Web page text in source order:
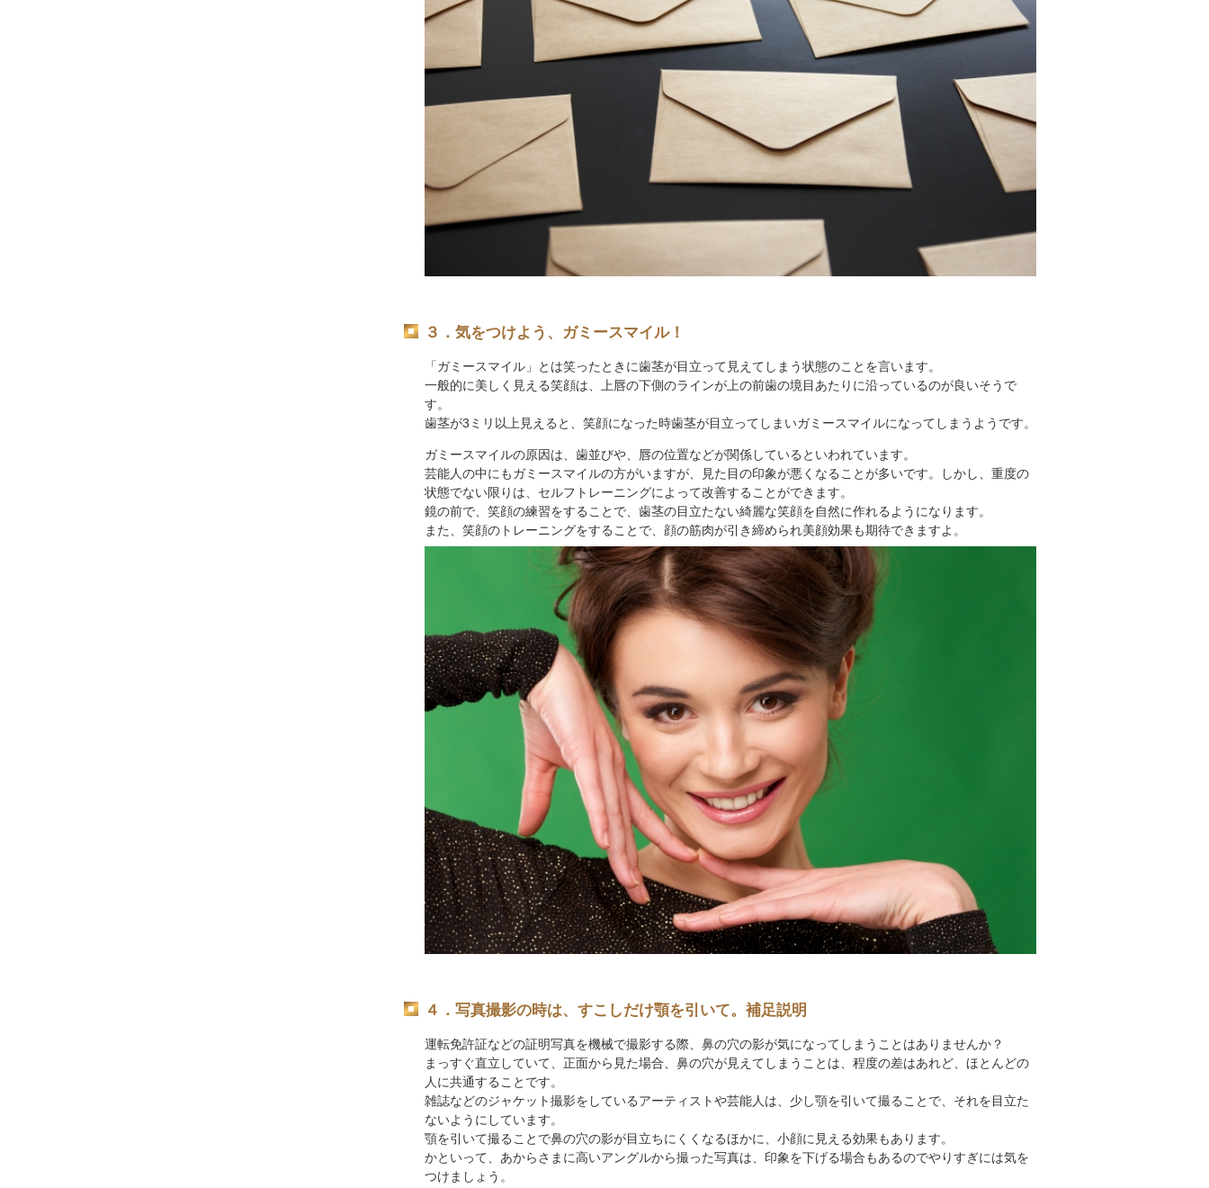
３．気をつけよう、ガミースマイル！
「ガミースマイル」とは笑ったときに歯茎が目立って見えてしまう状態のことを言います。
一般的に美しく見える笑顔は、上唇の下側のラインが上の前歯の境目あたりに沿っているのが良いそうで
す。
歯茎が3ミリ以上見えると、笑顔になった時歯茎が目立ってしまいガミースマイルになってしまうようです。
ガミースマイルの原因は、歯並びや、唇の位置などが関係しているといわれています。
芸能人の中にもガミースマイルの方がいますが、見た目の印象が悪くなることが多いです。しかし、重度の
状態でない限りは、セルフトレーニングによって改善することができます。
鏡の前で、笑顔の練習をすることで、歯茎の目立たない綺麗な笑顔を自然に作れるようになります。
また、笑顔のトレーニングをすることで、顔の筋肉が引き締められ美顔効果も期待できますよ。
４．写真撮影の時は、すこしだけ顎を引いて。補足説明
運転免許証などの証明写真を機械で撮影する際、鼻の穴の影が気になってしまうことはありませんか？
まっすぐ直立していて、正面から見た場合、鼻の穴が見えてしまうことは、程度の差はあれど、ほとんどの
人に共通することです。
雑誌などのジャケット撮影をしているアーティストや芸能人は、少し顎を引いて撮ることで、それを目立た
ないようにしています。
顎を引いて撮ることで鼻の穴の影が目立ちにくくなるほかに、小顔に見える効果もあります。
かといって、あからさまに高いアングルから撮った写真は、印象を下げる場合もあるのでやりすぎには気を
つけましょう。